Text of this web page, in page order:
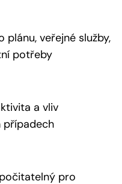
plánu, veřejné služby,
potřeby
a vliv
případech
pro